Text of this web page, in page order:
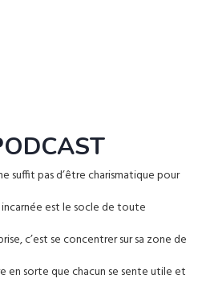
suffit pas d’être charismatique pour
est le socle de toute
c’est se concentrer sur sa zone de
en sorte que chacun se sente utile et